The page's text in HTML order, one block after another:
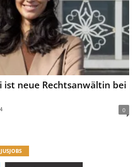
ist neue Rechtsanwältin bei
0